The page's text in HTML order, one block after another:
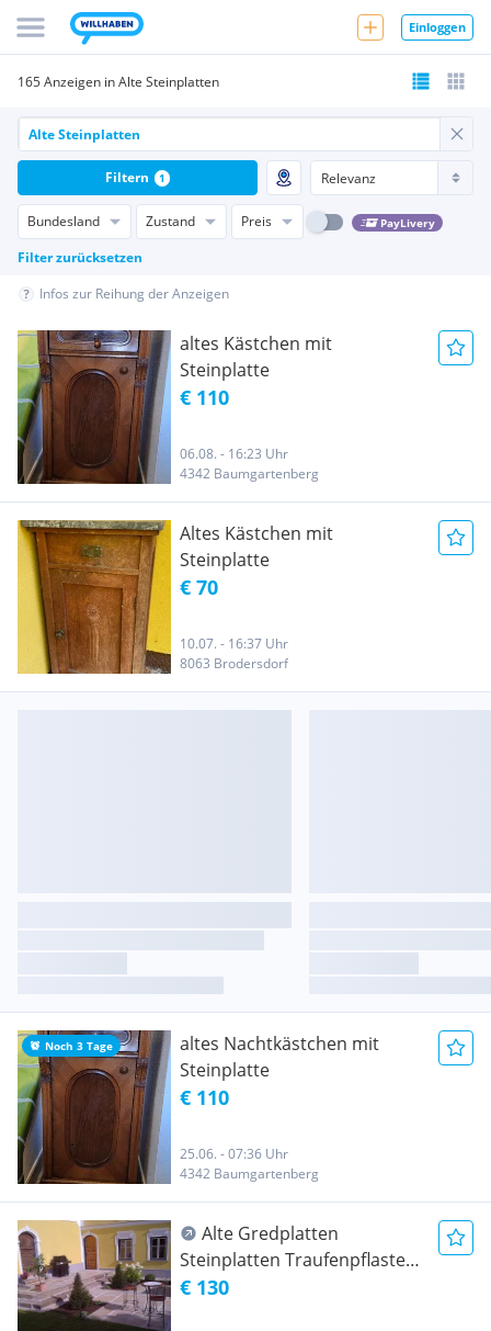
Einloggen
165 Anzeigen in Alte Steinplatten
Bundesland Zustand Preis PayLivery
Filter zurücksetzen
Filtern 1
Infos zur Reihung der Anzeigen
altes Kästchen mit
Steinplatte
€ 110
06.08. - 16:23 Uhr
4342 Baumgartenberg
Altes Kästchen mit
Steinplatte
€ 70
10.07. - 16:37 Uhr
8063 Brodersdorf
Noch 3 Tage
altes Nachtkästchen mit
Steinplatte
€ 110
25.06. - 07:36 Uhr
4342 Baumgartenberg
Alte Gredplatten
Steinplatten Traufenpflaster
Granitplatten
€ 130